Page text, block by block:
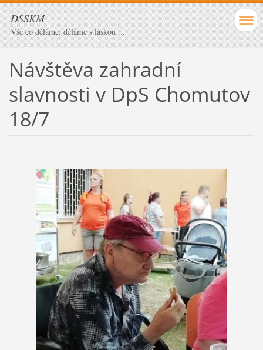
DSSKM
Vše co děláme, děláme s láskou ...
Návštěva zahradní
slavnosti v DpS Chomutov
18/7